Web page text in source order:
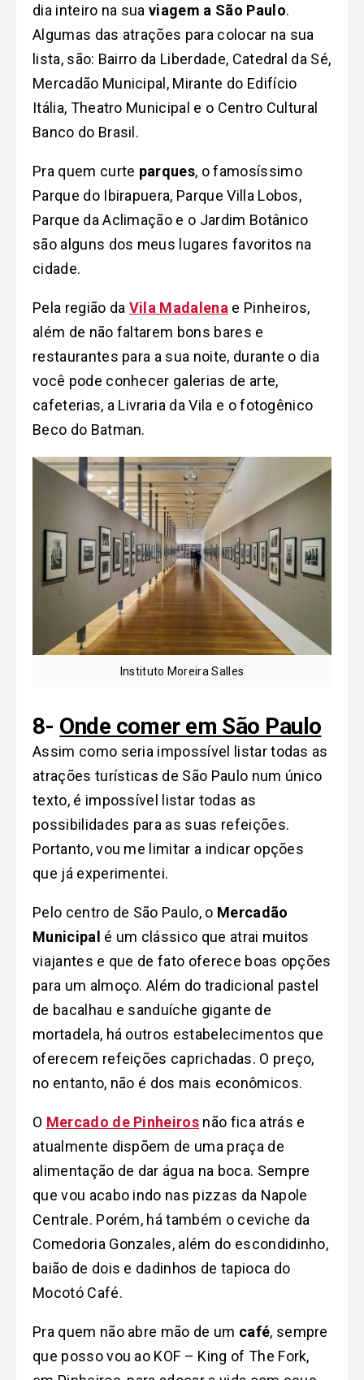
dia inteiro na suaviagem a São Paulo.
Algumas das atrações para colocar na sua
lista, são: Bairro da Liberdade, Catedral da Sé,
Mercadão Municipal, Mirante do Edifício
Itália, Theatro Municipal e o Centro Cultural
Banco do Brasil.
Pra quem curte parques, o famosíssimo
Parque do Ibirapuera, Parque Villa Lobos,
Parque da Aclimação e o Jardim Botânico
são alguns dos meus lugares favoritos na
cidade.
Pela região da Vila Madalena e Pinheiros,
além de não faltarem bons bares e
restaurantes para a sua noite, durante o dia
você pode conhecer galerias de arte,
cafeterias, a Livraria da Vila e o fotogênico
Beco do Batman.
Instituto Moreira Salles
8- Onde comer em São Paulo
Assim como seria impossível listar todas as
atrações turísticas de São Paulo num único
texto, é impossível listar todas as
possibilidades para as suas refeições.
Portanto, vou me limitar a indicar opções
que já experimentei.
Pelo centro de São Paulo, o Mercadão
Municipal é um clássico que atrai muitos
viajantes e que de fato oferece boas opções
para um almoço. Além do tradicional pastel
de bacalhau e sanduíche gigante de
mortadela, há outros estabelecimentos que
oferecem refeições caprichadas. O preço,
no entanto, não é dos mais econômicos.
O Mercado de Pinheiros não fica atrás e
atualmente dispõem de uma praça de
alimentação de dar água na boca. Sempre
que vou acabo indo nas pizzas da Napole
Centrale. Porém, há também o ceviche da
Comedoria Gonzales, além do escondidinho,
baião de dois e dadinhos de tapioca do
Mocotó Café.
Pra quem não abre mão de um café, sempre
que posso vou ao KOF – King of The Fork,